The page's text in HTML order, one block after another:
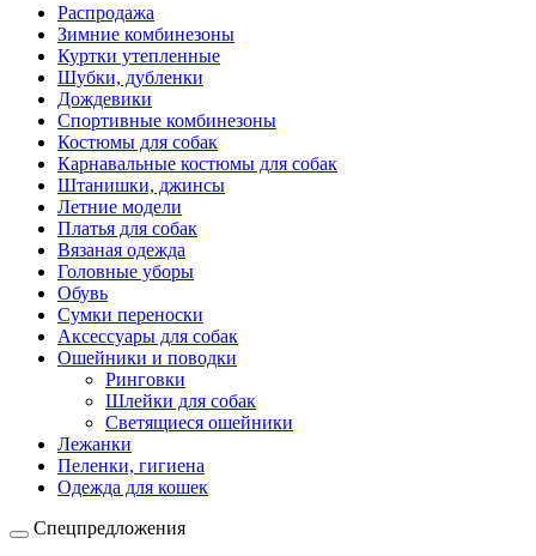
Распродажа
Зимние комбинезоны
Куртки утепленные
Шубки, дубленки
Дождевики
Спортивные комбинезоны
Костюмы для собак
Карнавальные костюмы для собак
Штанишки, джинсы
Летние модели
Платья для собак
Вязаная одежда
Головные уборы
Обувь
Сумки переноски
Аксессуары для собак
Ошейники и поводки
Ринговки
Шлейки для собак
Светящиеся ошейники
Лежанки
Пеленки, гигиена
Одежда для кошек
Спецпредложения